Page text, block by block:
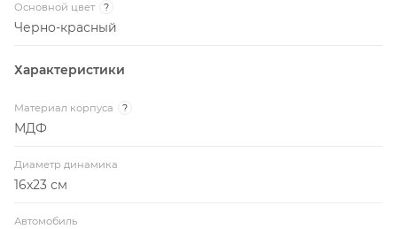
Основной цвет ?
Черно-красный
Характеристики
Материал корпуса ?
МДФ
Диаметр динамика
16x23 см
Автомобиль